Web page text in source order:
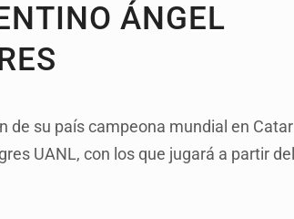
ÁNGEL
de su país campeona mundial en Catar
UANL, con los que jugará a partir del